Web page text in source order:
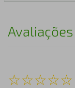
Avaliações
☆☆☆☆☆